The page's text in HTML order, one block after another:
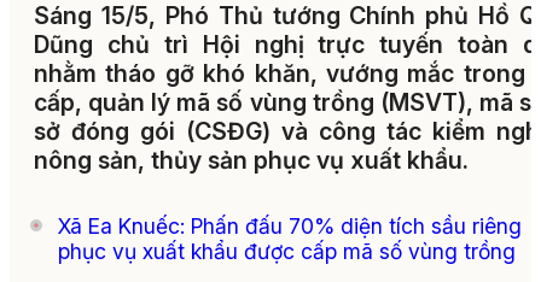
Sáng 15/5, Phó Thủ tướng Chính phủ Hồ
Dũng chủ trì Hội nghị trực tuyến toàn
nhằm tháo gỡ khó khăn, vướng mắc trong
cấp, quản lý mã số vùng trồng (MSVT), mã
sở đóng gói (CSĐG) và công tác kiểm
nông sản, thủy sản phục vụ xuất khẩu.
Xã Ea Knuếc: Phấn đấu 70% diện tích sầu riêng
phục vụ xuất khẩu được cấp mã số vùng trồng